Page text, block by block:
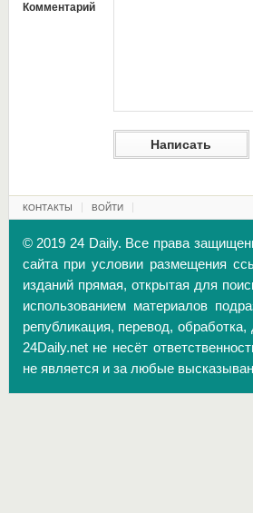
Комментарий
КОНТАКТЫ ВОЙТИ
© 2019 24 Daily. Все права
сайта при условии размещения
изданий прямая, открытая для
использованием материалов
републикация, перевод,
24Daily.net не несёт
не является и за любые